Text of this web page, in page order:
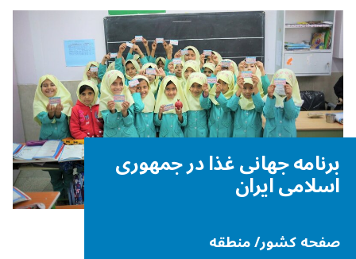
برنامه جهانی غذا در جمهوری
اسلامی ایران
صفحه کشور/ منطقه